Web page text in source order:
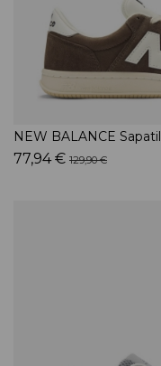
NEW BALANCE
77,94 € 129,90 €